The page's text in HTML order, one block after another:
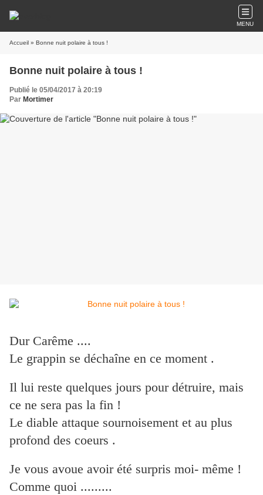
MENU
Accueil » Bonne nuit polaire à tous !
Bonne nuit polaire à tous !
Publié le 05/04/2017 à 20:19
Par Mortimer
Dur Carême ....
Le grappin se déchaîne en ce moment .
Il lui reste quelques jours pour détruire, mais
ce ne sera pas la fin !
Le diable attaque sournoisement et au plus
profond des coeurs .
Je vous avoue avoir été surpris moi- même !
Comme quoi .........